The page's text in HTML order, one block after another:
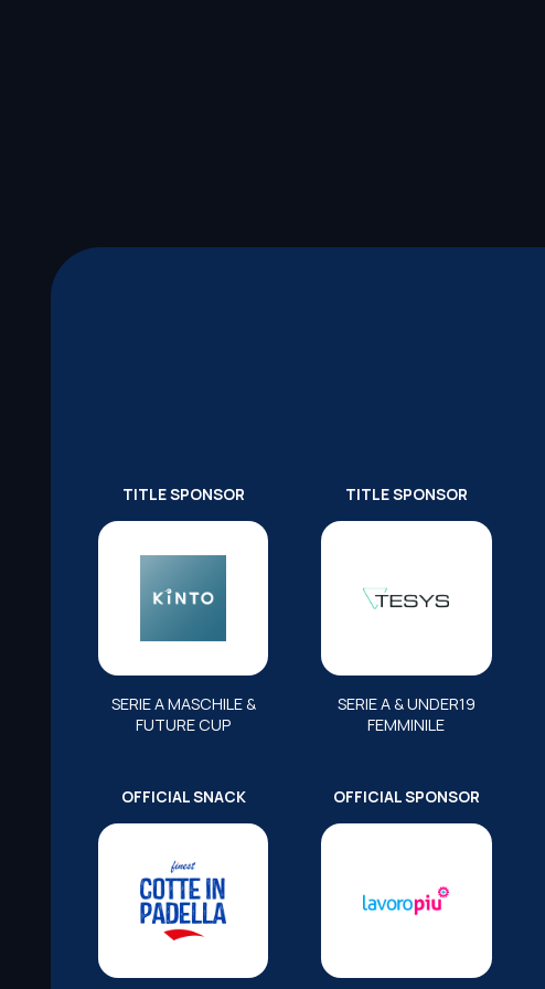
TITLE SPONSOR
SERIE A MASCHILE &
FUTURE CUP
TITLE SPONSOR
SERIE A & UNDER19
FEMMINILE
OFFICIAL SNACK OFFICIAL SPONSOR